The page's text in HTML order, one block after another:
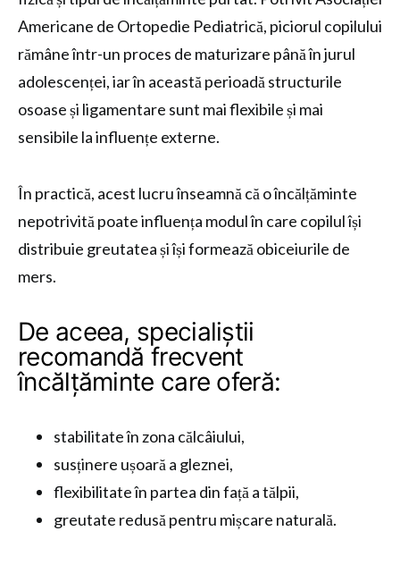
Americane de Ortopedie Pediatrică, piciorul copilului
rămâne într-un proces de maturizare până în jurul
adolescenței, iar în această perioadă structurile
osoase și ligamentare sunt mai flexibile și mai
sensibile la influențe externe.
În practică, acest lucru înseamnă că o încălțăminte
nepotrivită poate influența modul în care copilul își
distribuie greutatea și își formează obiceiurile de
mers.
De aceea, specialiștii
recomandă frecvent
încălțăminte care oferă:
stabilitate în zona călcâiului,
susținere ușoară a gleznei,
flexibilitate în partea din față a tălpii,
greutate redusă pentru mișcare naturală.